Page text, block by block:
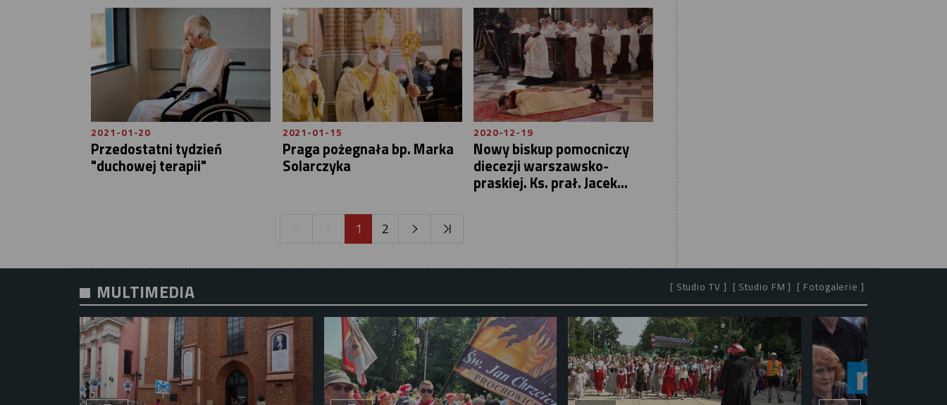
2021-01-20
Przedostatni tydzień
"duchowej terapii"
2021-01-15
Praga pożegnała bp. Marka
Solarczyka
2020-12-19
Nowy biskup pomocniczy
diecezji warszawsko-
praskiej. Ks. prał. Jacek...
1 2
MULTIMEDIA [ Studio TV ] [ Studio FM ] [ Fotogalerie ]